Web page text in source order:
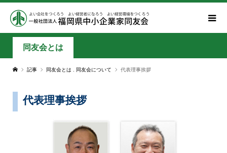
同友会とは
記事 同友会とは 同友会について 代表理事挨拶
代表理事挨拶